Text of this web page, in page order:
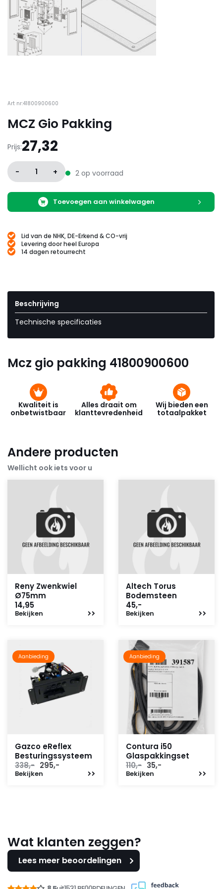
Art nr:41800900600
MCZ Gio Pakking
Prijs:27,32
- 1 + 2 op voorraad
Toevoegen aan winkelwagen
Lid van de NHK, DE-Erkend & CO-vrij
Levering door heel Europa
14 dagen retourrecht
Beschrijving
Technische specificaties
Mcz gio pakking 41800900600
Kwaliteit is
onbetwistbaar
Alles draait om
klanttevredenheid
Wij bieden een
totaalpakket
Andere producten
Wellicht ook iets voor u
Reny Zwenkwiel
Ø75mm
14,95
Bekijken
Altech Torus
Bodemsteen
45,-
Bekijken
Aanbieding
Gazco eReflex
Besturingssysteem
338,- Oorspronkelijke
prijs
295,-
Bekijken
Aanbieding
Contura i50
Glaspakkingset
110,- Oorspronkelijke
prijs
35,-
Bekijken
Wat klanten zeggen?
Lees meer beoordelingen